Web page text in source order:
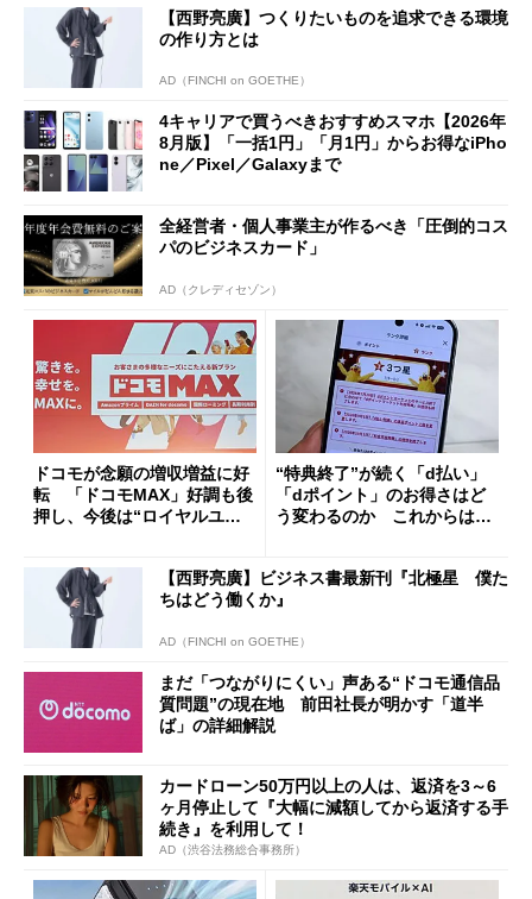
【西野亮廣】つくりたいものを追求できる環境
の作り方とは
AD（FINCHI on GOETHE）
4キャリアで買うべきおすすめスマホ【2026年
8月版】「一括1円」「月1円」からお得なiPho
ne／Pixel／Galaxyまで
全経営者・個人事業主が作るべき「圧倒的コス
パのビジネスカード」
AD（クレディセゾン）
ドコモが念願の増収増益に好
転 「ドコモMAX」好調も後
押し、今後は“ロイヤルユー
“特典終了”が続く「d払い」
「dポイント」のお得さはど
う変わるのか これからは
【西野亮廣】ビジネス書最新刊『北極星 僕た
ちはどう働くか』
AD（FINCHI on GOETHE）
まだ「つながりにくい」声ある“ドコモ通信品
質問題”の現在地 前田社長が明かす「道半
ば」の詳細解説
カードローン50万円以上の人は、返済を3～6
ヶ月停止して『大幅に減額してから返済する手
続き』を利用して！
AD（渋谷法務総合事務所）